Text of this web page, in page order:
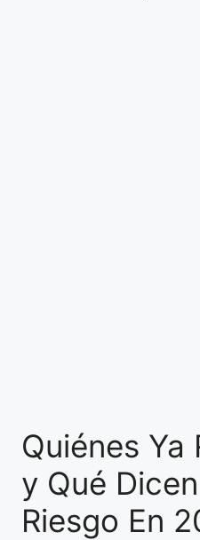
Quiénes Ya
y Qué
Riesgo En